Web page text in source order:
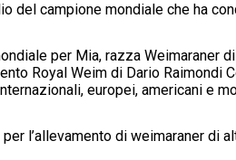
del campione mondiale che ha
per Mia, razza Weimaraner
Royal Weim di Dario Raimondi
europei, americani e
l’allevamento di weimaraner di